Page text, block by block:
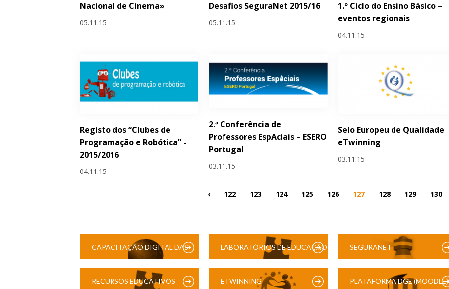
Nacional de Cinema»
05.11.15
Desafios SeguraNet 2015/16
05.11.15
1.º Ciclo do Ensino Básico –
eventos regionais
04.11.15
Registo dos “Clubes de
Programação e Robótica” -
2015/2016
04.11.15
2.ª Conferência de
Professores EspAciais – ESERO
Portugal
03.11.15
Selo Europeu de Qualidade
eTwinning
03.11.15
‹ 122 123 124 125 126 127 128 129 130
CAPACITAÇÃO DIGITAL DAS LABORATÓRIOS DE EDUCAÇÃO SEGURANET
RECURSOS EDUCATIVOS ETWINNING PLATAFORMA DGE (MOODLE)